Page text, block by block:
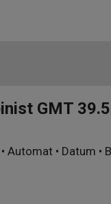
GMT
Automat • Datum •